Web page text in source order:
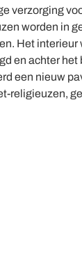
verzorging
worden in
Het interieur
en achter het
een nieuw
religieuzen,